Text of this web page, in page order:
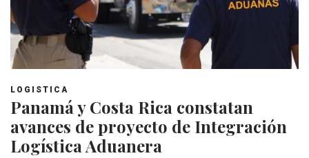
LOGISTICA
Panamá y Costa Rica constatan
avances de proyecto de Integración
Logística Aduanera